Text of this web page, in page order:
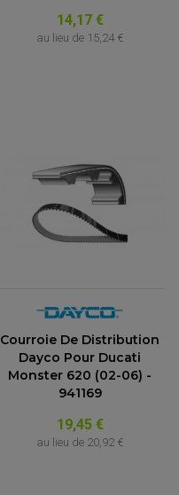
14,17 €
au lieu de 15,24 €
Courroie De Distribution
Dayco Pour Ducati
Monster 620 (02-06) -
941169
19,45 €
au lieu de 20,92 €